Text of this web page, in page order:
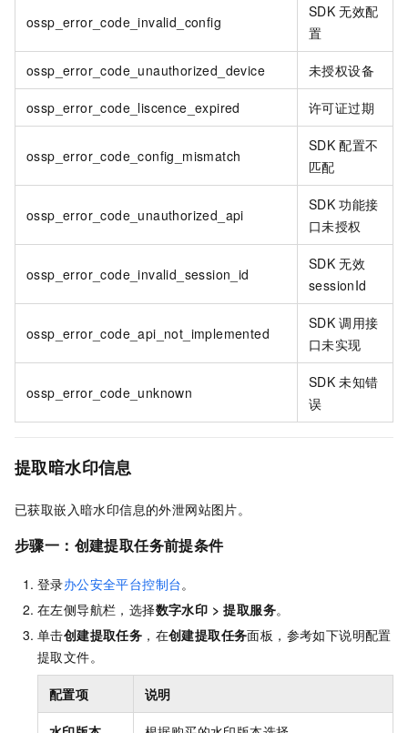
ossp_error_code_invalid_config
SDK 无效配
置
ossp_error_code_unauthorized_device 未授权设备
ossp_error_code_liscence_expired 许可证过期
ossp_error_code_config_mismatch
SDK 配置不
匹配
ossp_error_code_unauthorized_api
SDK 功能接
口未授权
ossp_error_code_invalid_session_id
SDK 无效
sessionId
ossp_error_code_api_not_implemented
SDK 调用接
口未实现
ossp_error_code_unknown
SDK 未知错
误
提取暗水印信息
已获取嵌入暗水印信息的外泄网站图片。
步骤一：创建提取任务前提条件
登录办公安全平台控制台。
在左侧导航栏，选择数字水印 >提取服务。
单击创建提取任务 ，在创建提取任务面板，参考如下说明配置
提取文件。
配置项 说明